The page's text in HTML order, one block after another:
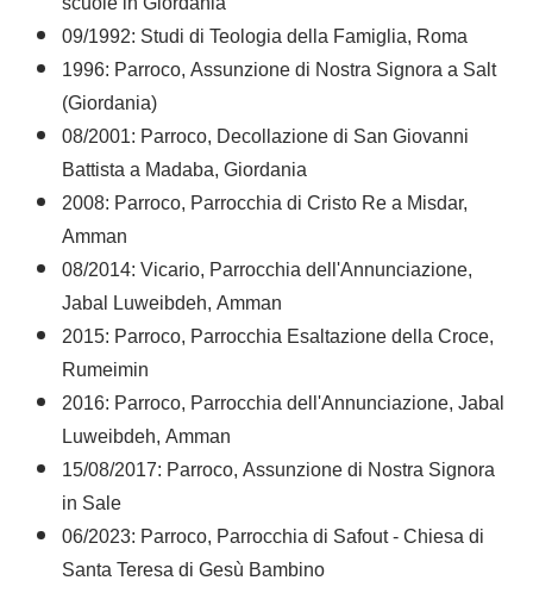
09/1992: Studi di Teologia della Famiglia, Roma
1996: Parroco, Assunzione di Nostra Signora a Salt
(Giordania)
08/2001: Parroco, Decollazione di San Giovanni
Battista a Madaba, Giordania
2008: Parroco, Parrocchia di Cristo Re a Misdar,
Amman
08/2014: Vicario, Parrocchia dell'Annunciazione,
Jabal Luweibdeh, Amman
2015: Parroco, Parrocchia Esaltazione della Croce,
Rumeimin
2016: Parroco, Parrocchia dell'Annunciazione, Jabal
Luweibdeh, Amman
15/08/2017: Parroco, Assunzione di Nostra Signora
in Sale
06/2023: Parroco, Parrocchia di Safout - Chiesa di
Santa Teresa di Gesù Bambino